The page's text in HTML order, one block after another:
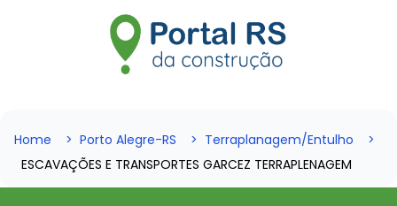
Home Porto Alegre-RS
Terraplanagem/Entulho
ESCAVAÇÕES E TRANSPORTES GARCEZ TERRAPLENAGEM